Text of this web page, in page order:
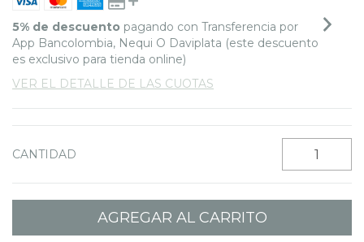
5% de descuento pagando con Transferencia por
App Bancolombia, Nequi O Daviplata (este descuento
es exclusivo para tienda online)
VER EL DETALLE DE LAS CUOTAS
CANTIDAD